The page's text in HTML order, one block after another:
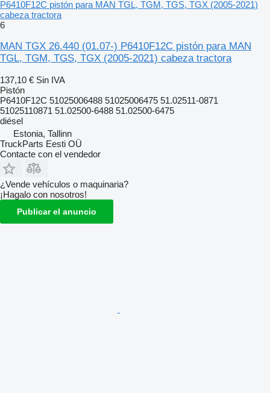
P6410F12C pistón para MAN TGL, TGM, TGS, TGX (2005-2021)
cabeza tractora
6
MAN TGX 26.440 (01.07-) P6410F12C pistón para MAN
TGL, TGM, TGS, TGX (2005-2021) cabeza tractora
137,10 € Sin IVA
Pistón
P6410F12C 51025006488 51025006475 51.02511-0871
51025110871 51.02500-6488 51.02500-6475
diésel
Estonia, Tallinn
TruckParts Eesti OÜ
Contacte con el vendedor
¿Vende vehículos o maquinaria?
¡Hagalo con nosotros!
Publicar el anuncio